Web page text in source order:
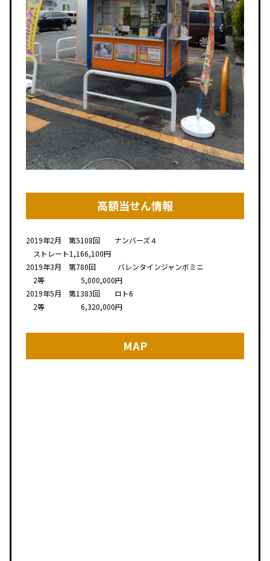
高額当せん情報
2019年2月 第5108回 ナンバーズ４
ストレート1,166,100円
2019年3月 第780回 バレンタインジャンボミニ
2等 5,000,000円
2019年5月 第1383回 ロト6
2等 6,320,000円
MAP